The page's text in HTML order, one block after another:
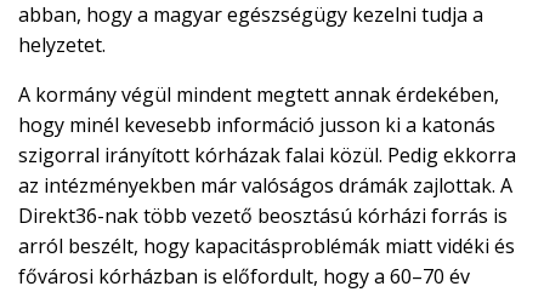
abban, hogy a magyar egészségügy kezelni tudja a
helyzetet.
A kormány végül mindent megtett annak érdekében,
hogy minél kevesebb információ jusson ki a katonás
szigorral irányított kórházak falai közül. Pedig ekkorra
az intézményekben már valóságos drámák zajlottak. A
Direkt36-nak több vezető beosztású kórházi forrás is
arról beszélt, hogy kapacitásproblémák miatt vidéki és
fővárosi kórházban is előfordult, hogy a 60–70 év